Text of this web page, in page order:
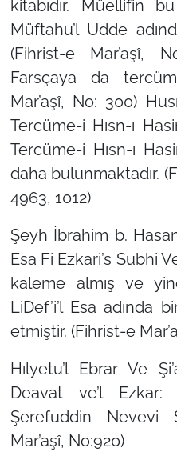
kitabıdır. Müellifin
Müftahu’l Udde
(Fihrist-e Mar’aşî,
Farsçaya da
Mar’aşî, No: 300)
Tercüme-i Hısn-ı
Tercüme-i Hısn-ı
daha bulunmaktadır.
4963, 1012)
Şeyh İbrahim b.
Esa Fi Ezkari’s Subhi
kaleme almış ve
LiDef’i’l Esa adında
etmiştir. (Fihrist-e
Hılyetu’l Ebrar Ve
Deavat ve’l
Şerefuddin Nevevi
Mar’aşî, No:920)